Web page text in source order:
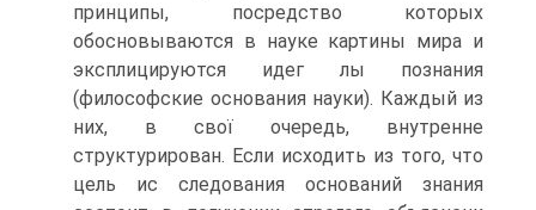
принципы, посредство которых
обосновываются в науке картины мира и
эксплицируются идег лы познания
(философские основания науки). Каждый из
них, в свої очередь, внутренне
структурирован. Если исходить из того, что
цель ис следования оснований знания